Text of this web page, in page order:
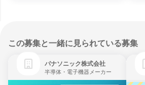
この募集と一緒に見られている募集
パナソニック株式会社
半導体・電子機器メーカー